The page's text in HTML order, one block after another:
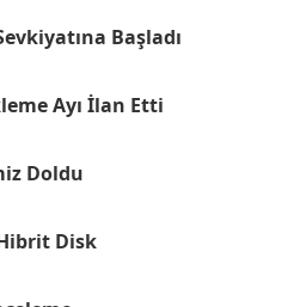
Başladı
Ayı İlan Etti
Doldu
Disk